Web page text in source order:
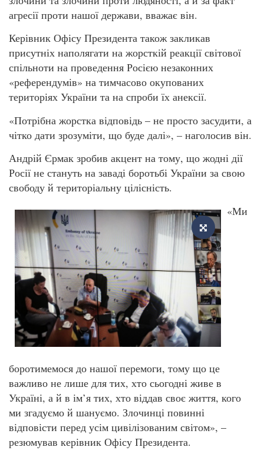
агресії проти нашої держави, вважає він.
Керівник Офісу Президента також закликав
присутніх наполягати на жорсткій реакції світової
спільноти на проведення Росією незаконних
«референдумів» на тимчасово окупованих
територіях України та на спроби їх анексії.
«Потрібна жорстка відповідь – не просто засудити, а
чітко дати зрозуміти, що буде далі», – наголосив він.
Андрій Єрмак зробив акцент на тому, що жодні дії
Росії не стануть на заваді боротьбі України за свою
свободу й територіальну цілісність.
«Ми
боротимемося до нашої перемоги, тому що це
важливо не лише для тих, хто сьогодні живе в
Україні, а й в ім’я тих, хто віддав своє життя, кого
ми згадуємо й шануємо. Злочинці повинні
відповісти перед усім цивілізованим світом», –
резюмував керівник Офісу Президента.